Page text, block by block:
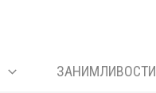
ЗАНИМЛИВОСТИ